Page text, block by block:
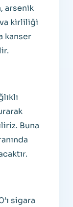
arsenik
kirliliği
kanser
Buna
sigara